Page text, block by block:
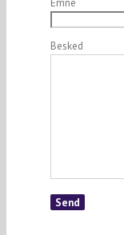
Emne
Besked